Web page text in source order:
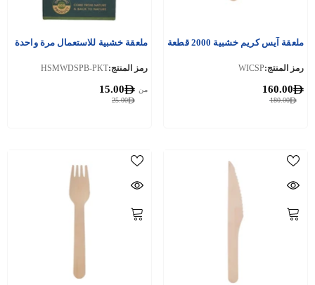
ملعقة آيس كريم خشبية 2000 قطعة
رمز المنتج:WICSP
180.00
160.00
ملعقة خشبية للاستعمال مرة واحدة
رمز المنتج:HSMWDSPB-PKT
25.00
من 15.00